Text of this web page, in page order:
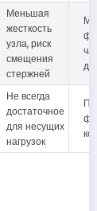
Меньшая
жесткость
узла, риск
смещения
стержней
Не всегда
достаточное
для несущих
нагрузок